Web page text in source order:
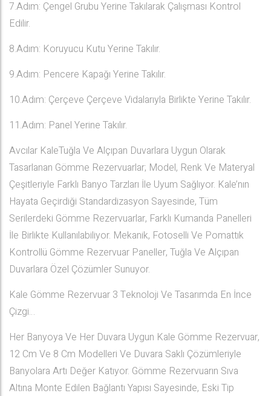
7.Adım: Çengel Grubu Yerine Takılarak Çalışması Kontrol
Edilir.
8.Adım: Koruyucu Kutu Yerine Takılır.
9.Adım: Pencere Kapağı Yerine Takılır.
10.Adım: Çerçeve Çerçeve Vidalarıyla Birlikte Yerine Takılır.
11.Adım: Panel Yerine Takılır.
Avcılar KaleTuğla Ve Alçıpan Duvarlara Uygun Olarak
Tasarlanan Gömme Rezervuarlar; Model, Renk Ve Materyal
Çeşitleriyle Farklı Banyo Tarzları İle Uyum Sağlıyor. Kale’nın
Hayata Geçirdiği Standardizasyon Sayesinde, Tüm
Serilerdeki Gömme Rezervuarlar, Farklı Kumanda Panelleri
İle Birlikte Kullanılabiliyor. Mekanik, Fotoselli Ve Pomattık
Kontrollü Gömme Rezervuar Paneller, Tuğla Ve Alçıpan
Duvarlara Özel Çözümler Sunuyor.
Kale Gömme Rezervuar 3 Teknoloji Ve Tasarımda En İnce
Çizgi…
Her Banyoya Ve Her Duvara Uygun Kale Gömme Rezervuar,
12 Cm Ve 8 Cm Modelleri Ve Duvara Saklı Çözümleriyle
Banyolara Artı Değer Katıyor. Gömme Rezervuarın Sıva
Altına Monte Edilen Bağlantı Yapısı Sayesinde, Eski Tip